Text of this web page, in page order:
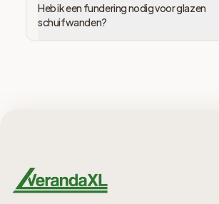
Heb ik een fundering nodig voor glazen
schuifwanden?